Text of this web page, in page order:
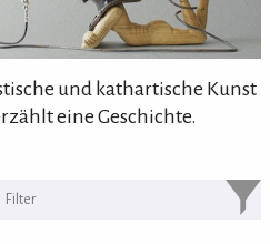
und kathartische Kunst
eine Geschichte.
Künstler von